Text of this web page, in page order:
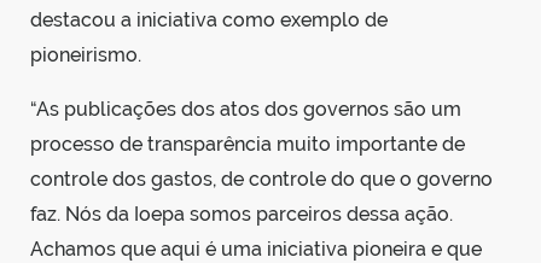
destacou a iniciativa como exemplo de
pioneirismo.
“As publicações dos atos dos governos são um
processo de transparência muito importante de
controle dos gastos, de controle do que o governo
faz. Nós da Ioepa somos parceiros dessa ação.
Achamos que aqui é uma iniciativa pioneira e que